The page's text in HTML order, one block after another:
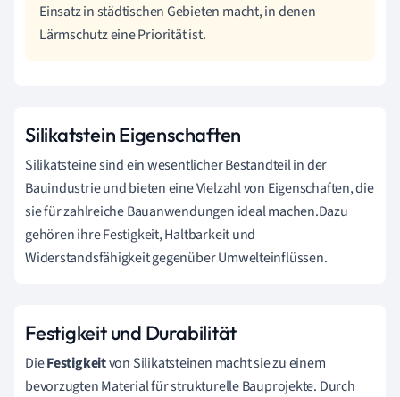
Einsatz in städtischen Gebieten macht, in denen
Lärmschutz eine Priorität ist.
Silikatstein Eigenschaften
Silikatsteine sind ein wesentlicher Bestandteil in der
Bauindustrie und bieten eine Vielzahl von Eigenschaften, die
sie für zahlreiche Bauanwendungen ideal machen.Dazu
gehören ihre Festigkeit, Haltbarkeit und
Widerstandsfähigkeit gegenüber Umwelteinflüssen.
Festigkeit und Durabilität
DieFestigkeitvon Silikatsteinen macht sie zu einem
bevorzugten Material für strukturelle Bauprojekte. Durch